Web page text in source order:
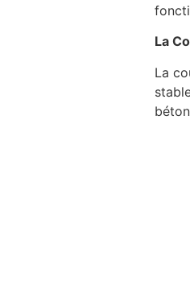
La
La